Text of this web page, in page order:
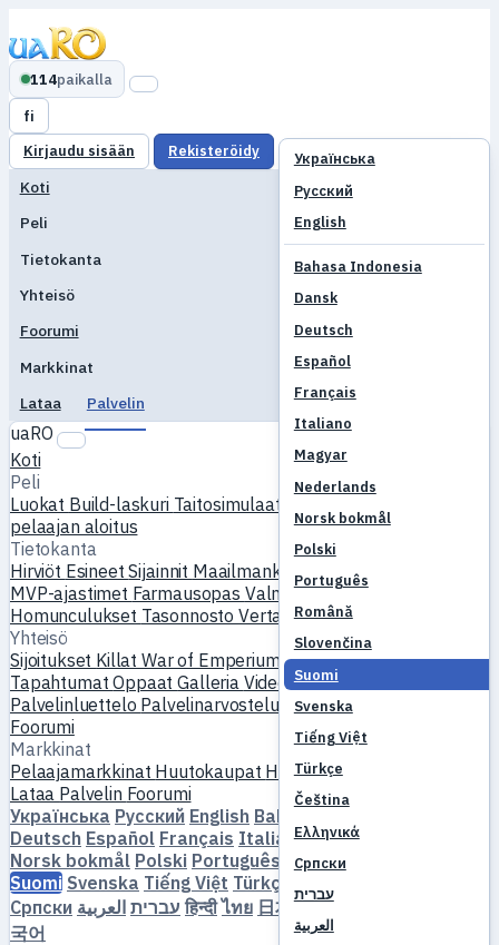
114paikalla
fi
Українська
Русский
English
Bahasa Indonesia
Dansk
Deutsch
Español
Français
Italiano
Magyar
Nederlands
Norsk bokmål
Polski
Português
Română
Slovenčina
Suomi
Svenska
Tiếng Việt
Türkçe
Čeština
Ελληνικά
Српски
עברית
العربية
Kirjaudu sisään Rekisteröidy
Koti
Peli
Tietokanta
Yhteisö
Foorumi
Markkinat
Lataa
Palvelin
uaRO
Koti
Peli
Luokat Build-laskuri Taitosimulaattori
pelaajan aloitus
Tietokanta
Hirviöt EsineetSijainnit Maailmankartta Taitotietokanta
MVP-ajastimet Farmausopas Valmistus & taonta
Homunculukset TasonnostoVertaaMekaniikat
Yhteisö
Sijoitukset Killat War of EmperiumPelaajaprofiilitHäät
TapahtumatOppaatGalleria Video Blogit
Palvelinluettelo Palvelinarvostelut
Kumppanit
Foorumi
Markkinat
Pelaajamarkkinat Huutokaupat Hintatrendit
Lataa Palvelin Foorumi
Українська Русский English Bahasa Indonesia
Deutsch Español Français Italiano Magyar
Norsk bokmål Polski Português Română
Suomi Svenska Tiếng Việt Türkçe
Српски
עברית العربية हिन्दी ไทย 日本語 简体中文
국어